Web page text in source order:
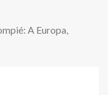
A Europa,